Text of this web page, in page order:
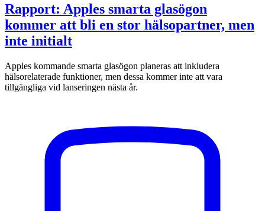
Rapport: Apples smarta glasögon
kommer att bli en stor hälsopartner, men
inte initialt
Apples kommande smarta glasögon planeras att inkludera
hälsorelaterade funktioner, men dessa kommer inte att vara
tillgängliga vid lanseringen nästa år.